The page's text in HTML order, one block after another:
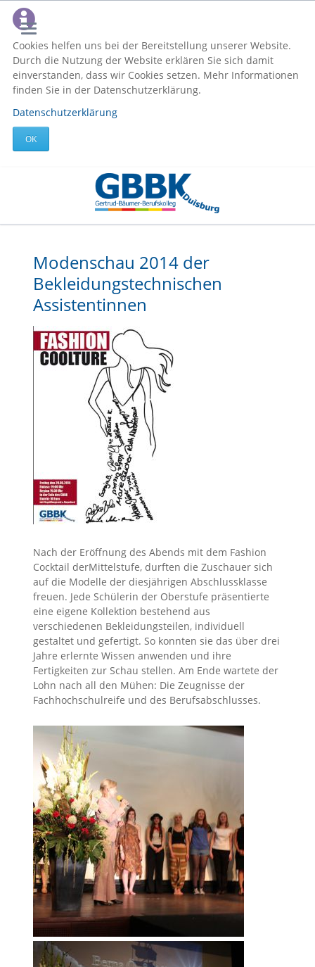
Cookies helfen uns bei der Bereitstellung unserer Website.
Durch die Nutzung der Website erklären Sie sich damit
einverstanden, dass wir Cookies setzen. Mehr Informationen
finden Sie in der Datenschutzerklärung.
Datenschutzerklärung
OK
Modenschau 2014 der
Bekleidungstechnischen
Assistentinnen
Nach der Eröffnung des Abends mit dem Fashion
Cocktail derMittelstufe, durften die Zuschauer sich
auf die Modelle der diesjährigen Abschlussklasse
freuen. Jede Schülerin der Oberstufe präsentierte
eine eigene Kollektion bestehend aus
verschiedenen Bekleidungsteilen, individuell
gestaltet und gefertigt. So konnten sie das über drei
Jahre erlernte Wissen anwenden und ihre
Fertigkeiten zur Schau stellen. Am Ende wartete der
Lohn nach all den Mühen: Die Zeugnisse der
Fachhochschulreife und des Berufsabschlusses.